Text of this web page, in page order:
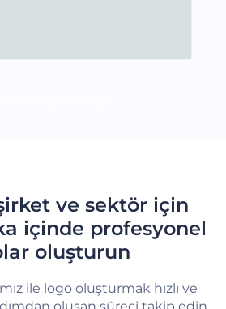
ve sektör için
içinde profesyonel
oluşturun
ile logo oluşturmak hızlı ve
oluşan süreci takip edin